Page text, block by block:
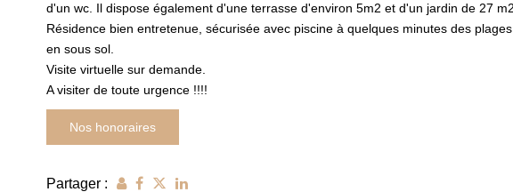
d'un wc. Il dispose également d'une terrasse d'environ 5m2 et d'un jardin de 27 m2.
Résidence bien entretenue, sécurisée avec piscine à quelques minutes des
en sous sol.
Visite virtuelle sur demande.
A visiter de toute urgence !!!!
Nos honoraires
Partager :